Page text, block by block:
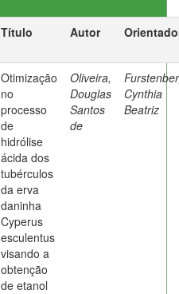
Título Autor
Otimização
no
processo
de
hidrólise
ácida dos
tubérculos
da erva
daninha
Cyperus
esculentus
visando a
obtenção
de etanol
Oliveira,
Douglas
Santos
de
Cynthia
Beatriz